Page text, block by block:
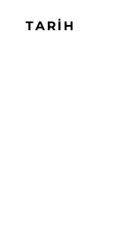
TARIH